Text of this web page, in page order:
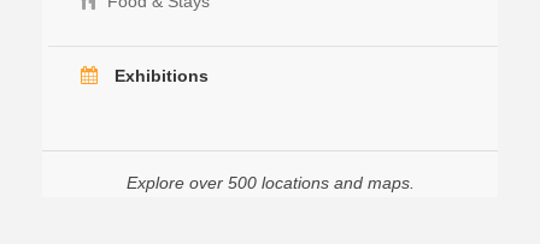
Exhibitions
Explore over 500 locations and maps.